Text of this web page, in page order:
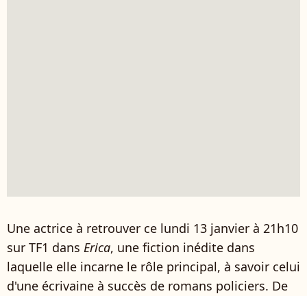
Une actrice à retrouver ce lundi 13 janvier à 21h10
sur TF1 dans Erica, une fiction inédite dans
laquelle elle incarne le rôle principal, à savoir celui
d'une écrivaine à succès de romans policiers. De